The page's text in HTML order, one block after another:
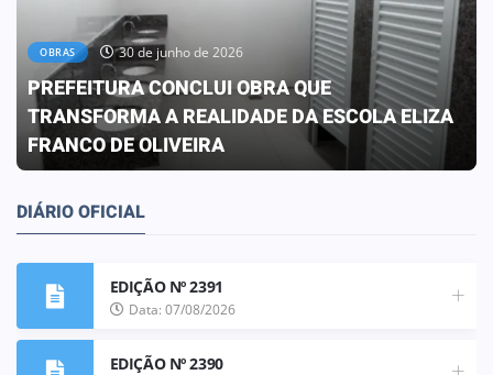
OBRAS 30 de junho de 2026
PREFEITURA CONCLUI OBRA QUE
TRANSFORMA A REALIDADE DA ESCOLA ELIZA
FRANCO DE OLIVEIRA
DIÁRIO OFICIAL
EDIÇÃO Nº 2391
Data: 07/08/2026
EDIÇÃO Nº 2390